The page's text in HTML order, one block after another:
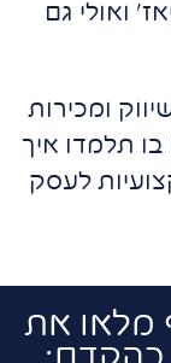
ואולי גם
ומכירות
תלמדו איך
לעסק
מלאו את